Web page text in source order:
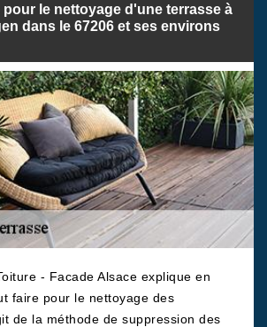
le nettoyage d'une terrasse à
dans le 67206 et ses environs
- Facade Alsace explique en
faire pour le nettoyage des
de la méthode de suppression des